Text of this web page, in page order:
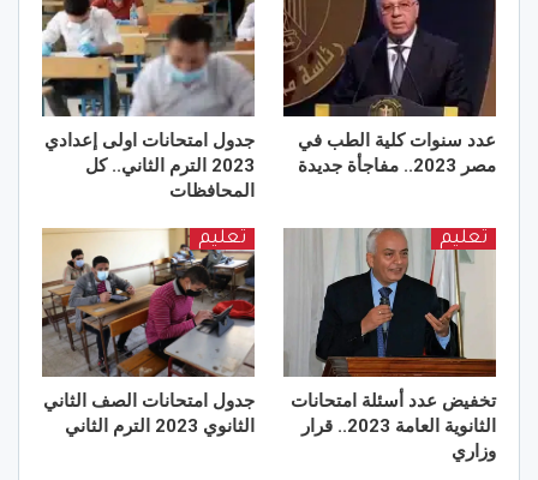
عدد سنوات كلية الطب في
مصر 2023.. مفاجأة جديدة
جدول امتحانات اولى إعدادي
2023 الترم الثاني.. كل
المحافظات
تعليم
تخفيض عدد أسئلة امتحانات
الثانوية العامة 2023.. قرار
وزاري
تعليم
جدول امتحانات الصف الثاني
الثانوي 2023 الترم الثاني